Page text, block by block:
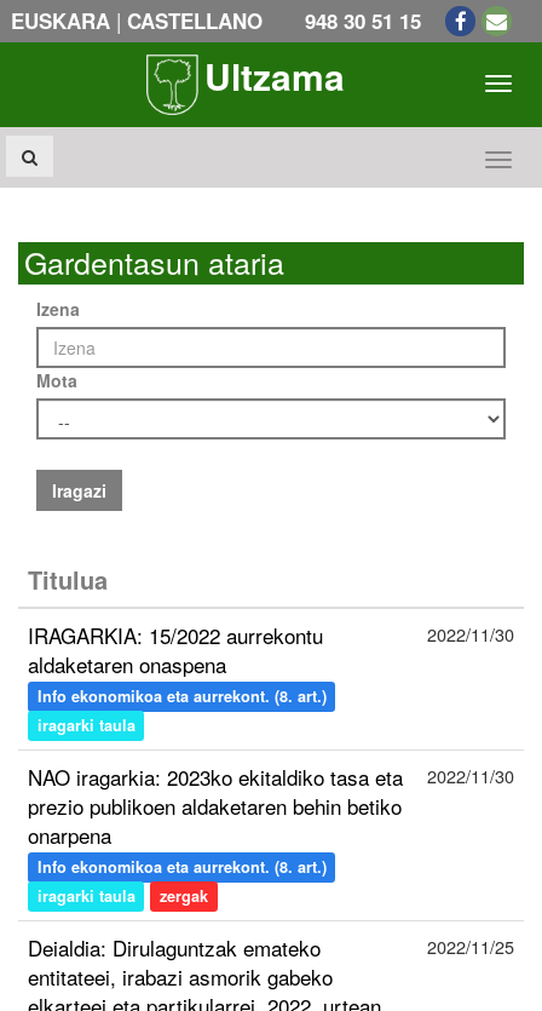
EUSKARA | CASTELLANO 948 30 51 15
Ultzama
Gardentasun ataria
Izena
Mota
Iragazi
Titulua
IRAGARKIA: 15/2022 aurrekontu
aldaketaren onaspena
Info ekonomikoa eta aurrekont. (8. art.)
iragarki taula
2022/11/30
NAO iragarkia: 2023ko ekitaldiko tasa eta
prezio publikoen aldaketaren behin betiko
onarpena
Info ekonomikoa eta aurrekont. (8. art.)
iragarki taula
zergak
2022/11/30
Deialdia: Dirulaguntzak emateko
entitateei, irabazi asmorik gabeko
2022/11/25